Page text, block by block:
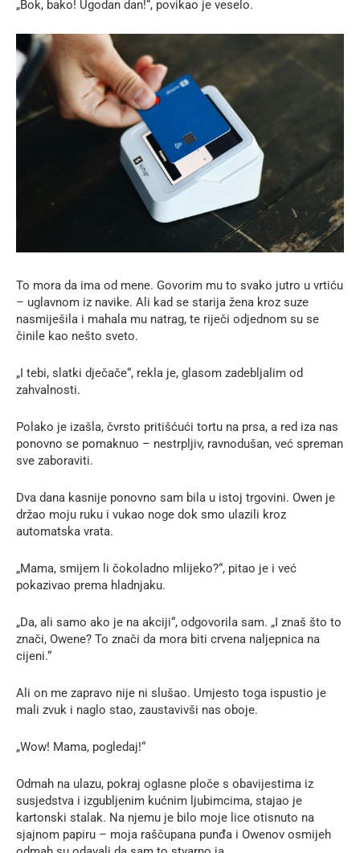
„Bok, bako! Ugodan dan!“, povikao je veselo.
To mora da ima od mene. Govorim mu to svako jutro u vrtiću
– uglavnom iz navike. Ali kad se starija žena kroz suze
nasmiješila i mahala mu natrag, te riječi odjednom su se
činile kao nešto sveto.
„I tebi, slatki dječače“, rekla je, glasom zadebljalim od
zahvalnosti.
Polako je izašla, čvrsto pritišćući tortu na prsa, a red iza nas
ponovno se pomaknuo – nestrpljiv, ravnodušan, već spreman
sve zaboraviti.
Dva dana kasnije ponovno sam bila u istoj trgovini. Owen je
držao moju ruku i vukao noge dok smo ulazili kroz
automatska vrata.
„Mama, smijem li čokoladno mlijeko?“, pitao je i već
pokazivao prema hladnjaku.
„Da, ali samo ako je na akciji“, odgovorila sam. „I znaš što to
znači, Owene? To znači da mora biti crvena naljepnica na
cijeni.“
Ali on me zapravo nije ni slušao. Umjesto toga ispustio je
mali zvuk i naglo stao, zaustavivši nas oboje.
„Wow! Mama, pogledaj!“
Odmah na ulazu, pokraj oglasne ploče s obavijestima iz
susjedstva i izgubljenim kućnim ljubimcima, stajao je
kartonski stalak. Na njemu je bilo moje lice otisnuto na
sjajnom papiru – moja raščupana punđa i Owenov osmijeh